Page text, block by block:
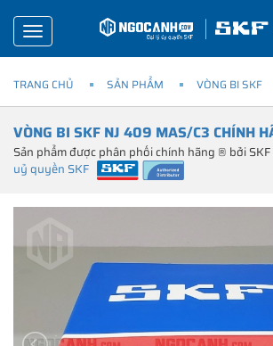
Toggle
navigation
TRANG CHỦ SẢN PHẨM VÒNG BI SKF
VÒNG BI SKF NJ 409 MAS/C3 CHÍNH
Sản phẩm được phân phối chính hãng ® bởi SKF
uỷ quyền SKF